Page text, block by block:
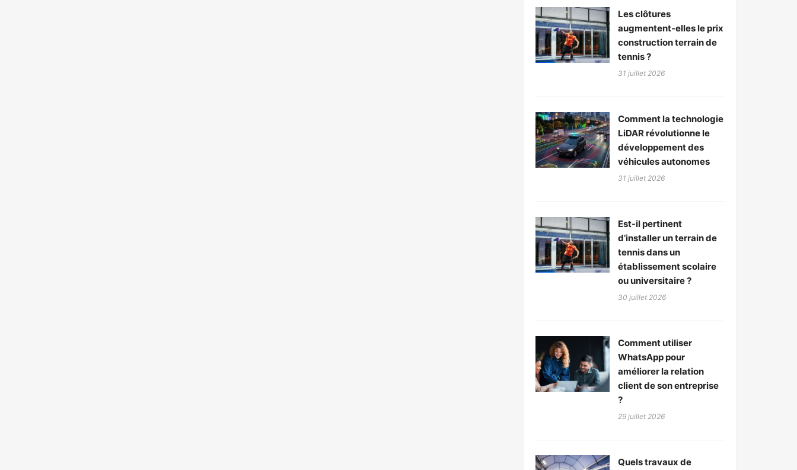
Les clôtures
augmentent-elles le prix
construction terrain de
tennis ?
31 juillet 2026
Comment la technologie
LiDAR révolutionne le
développement des
véhicules autonomes
31 juillet 2026
Est-il pertinent
d’installer un terrain de
tennis dans un
établissement scolaire
ou universitaire ?
30 juillet 2026
Comment utiliser
WhatsApp pour
améliorer la relation
client de son entreprise
?
29 juillet 2026
Quels travaux de